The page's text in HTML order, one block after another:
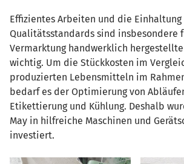
Effizientes Arbeiten und die Einhaltung
Qualitätsstandards sind insbesondere
Vermarktung handwerklich
wichtig. Um die Stückkosten im
produzierten Lebensmitteln im
bedarf es der Optimierung von
Etikettierung und Kühlung. Deshalb
May in hilfreiche Maschinen und
investiert.